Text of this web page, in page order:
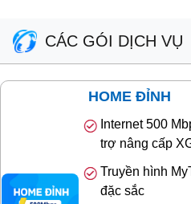
CÁC GÓI DỊCH VỤ
HOME ĐỈNH
Internet 500
trợ nâng cấp
Truyền hình
đặc sắc